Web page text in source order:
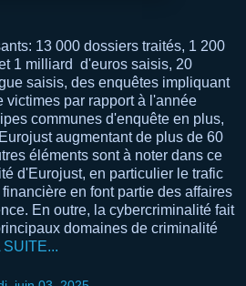
13 000 dossiers traités, 1 200
1 milliard d'euros saisis, 20
saisis, des enquêtes impliquant
victimes par rapport à l'année
communes d'enquête en plus,
augmentant de plus de 60
éléments sont à noter dans ce
d'Eurojust, en particulier le trafic
en font partie des affaires
En outre, la cybercriminalité fait
domaines de criminalité
SUITE...